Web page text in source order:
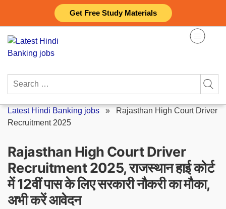
Get Free Study Materials
content
Search
Latest Hindi Banking jobs » Rajasthan High Court Driver
Recruitment 2025
Rajasthan High Court Driver
Recruitment 2025, राजस्थान हाई कोर्ट
में 12वीं पास के लिए सरकारी नौकरी का मौका,
अभी करें आवेदन